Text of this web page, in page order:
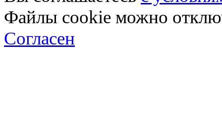
Файлы cookie можно
Согласен